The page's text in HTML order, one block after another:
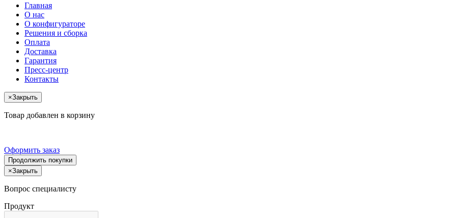
Главная
О нас
О конфигураторе
Решения и сборка
Оплата
Доставка
Гарантия
Пресс-центр
Контакты
×Закрыть
Товар добавлен в корзину
Оформить заказ
Продолжить покупки
×Закрыть
Вопрос специалисту
Продукт